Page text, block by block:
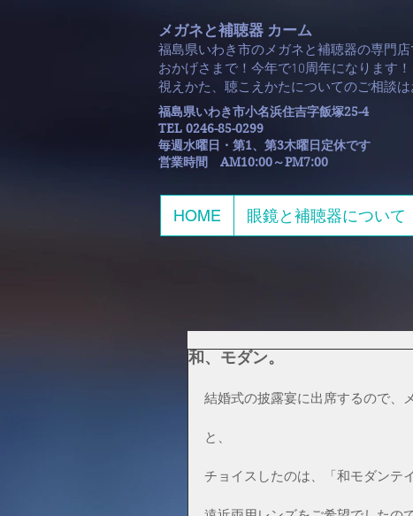
メガネと補聴器 カーム
福島県いわき市のメガネと補聴器の専門店
おかげさまで！今年で10周年になります！​
視えかた、聴こえかたについてのご相談は
HOME 眼鏡と補聴器について
福島県いわき市小名浜住吉字飯塚25-4
TEL 0246-85-0299
毎週水曜日・第1、第3木曜日定休です
​営業時間 AM10:00～PM7:00
和、モダン。
結婚式の披露宴に出席するので、
と、
チョイスしたのは、「和モダンテ